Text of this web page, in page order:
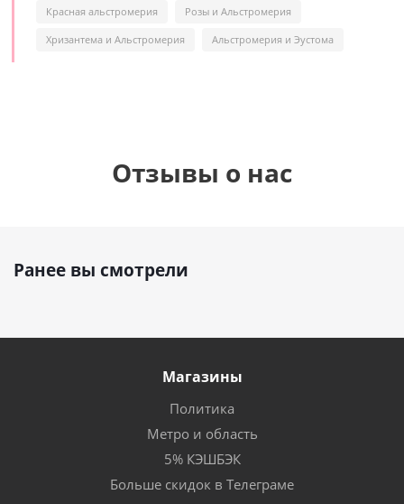
Красная альстромерия Розы и Альстромерия
Хризантема и Альстромерия Альстромерия и Эустома
Отзывы о нас
Ранее вы смотрели
Магазины
Политика
Метро и область
5% КЭШБЭК
Больше скидок в Телеграме